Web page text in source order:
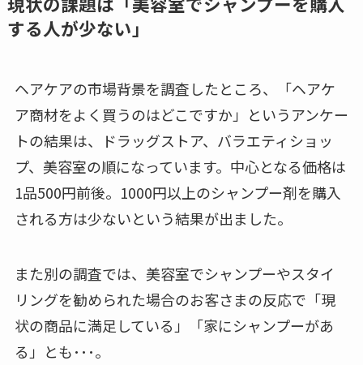
する人が少ない」
ヘアケアの市場背景を調査したところ、「ヘアケ
ア商材をよく買うのはどこですか」というアンケー
トの結果は、ドラッグストア、バラエティショッ
プ、美容室の順になっています。中心となる価格は
1品500円前後。1000円以上のシャンプー剤を購入
される方は少ないという結果が出ました。
また別の調査では、美容室でシャンプーやスタイ
リングを勧められた場合のお客さまの反応で「現
状の商品に満足している」「家にシャンプーがあ
る」とも･･･。